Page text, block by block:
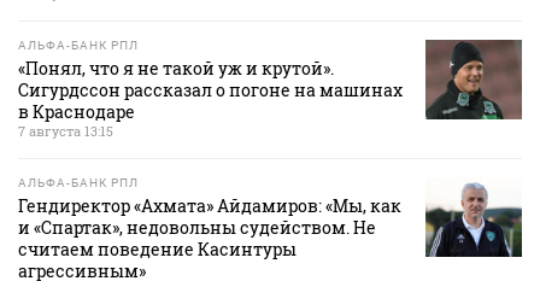
АЛЬФА-БАНК РПЛ
«Понял, что я не такой уж и крутой».
Сигурдссон рассказал о погоне на машинах
в Краснодаре
7 августа 13:15
АЛЬФА-БАНК РПЛ
Гендиректор «Ахмата» Айдамиров: «Мы, как
и «Спартак», недовольны судейством. Не
считаем поведение Касинтуры
агрессивным»